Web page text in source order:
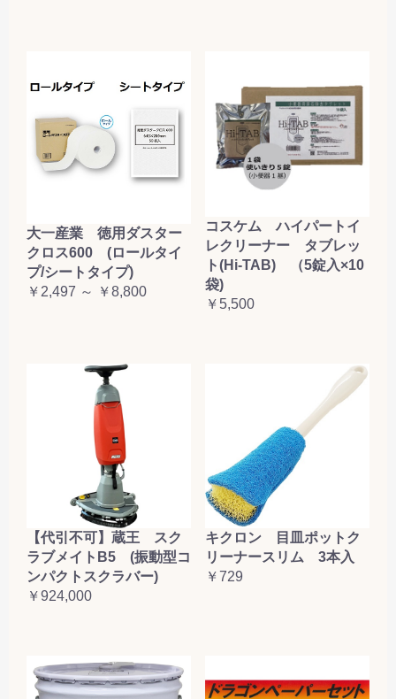
大一産業 徳用ダスター
クロス600 (ロールタイ
プ/シートタイプ)
￥2,497 ～ ￥8,800
コスケム ハイパートイ
レクリーナー タブレッ
ト(Hi-TAB) （5錠入×10
袋)
￥5,500
【代引不可】蔵王 スク
ラブメイトB5 (振動型コ
ンパクトスクラバー)
￥924,000
キクロン 目皿ポットク
リーナースリム 3本入
￥729